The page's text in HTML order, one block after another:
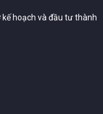
kế hoạch và đầu tư thành